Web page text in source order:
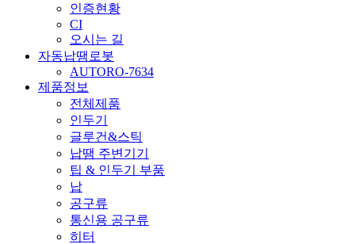
인증현황
CI
오시는 길
자동납땜로봇
AUTORO-7634
제품정보
전체제품
인두기
글루건&스틱
납땜 주변기기
팁 & 인두기 부품
납
공구류
통신용 공구류
히터